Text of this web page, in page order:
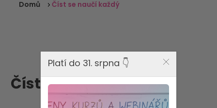
Domů Číst se naučí každý
Číst se naučí každý
Platí do 31. srpna 👇